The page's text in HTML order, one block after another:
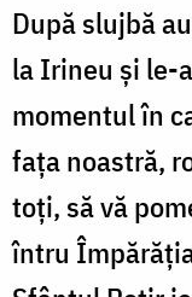
După slujbă
la Irineu și le-
momentul în
fața noastră,
toți, să vă
întru